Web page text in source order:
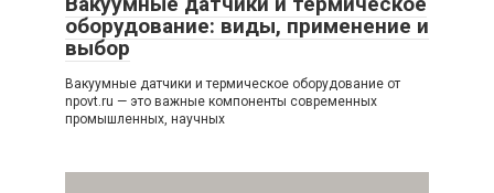
оборудование: виды, применение и
выбор
Вакуумные датчики и термическое оборудование от
npovt.ru — это важные компоненты современных
промышленных, научных